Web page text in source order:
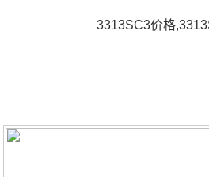
3313SC3价格